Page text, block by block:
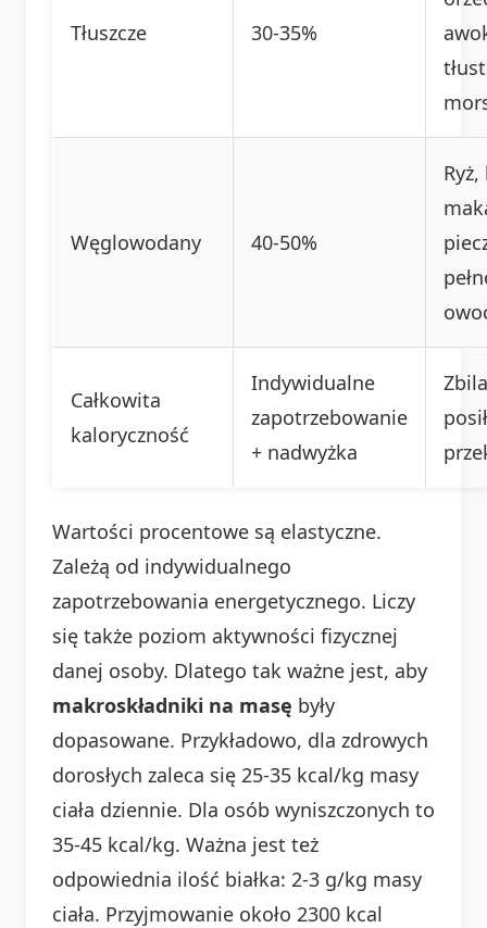
Tłuszcze 30-35%
Węglowodany 40-50%
Całkowita
kaloryczność
Indywidualne
zapotrzebowanie
+ nadwyżka
Wartości procentowe są elastyczne.
Zależą od indywidualnego
zapotrzebowania energetycznego. Liczy
się także poziom aktywności fizycznej
danej osoby. Dlatego tak ważne jest, aby
makroskładniki na masę były
dopasowane. Przykładowo, dla zdrowych
dorosłych zaleca się 25-35 kcal/kg masy
ciała dziennie. Dla osób wyniszczonych to
35-45 kcal/kg. Ważna jest też
odpowiednia ilość białka: 2-3 g/kg masy
ciała. Przyjmowanie około 2300 kcal